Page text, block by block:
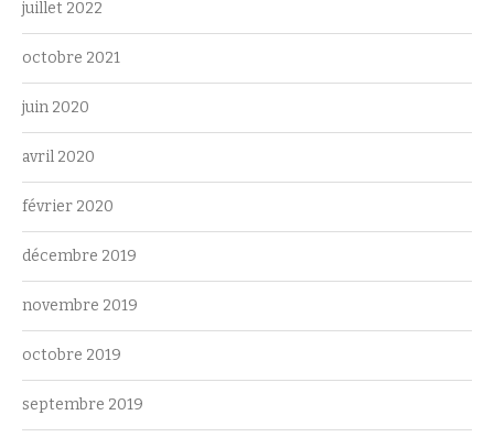
juillet 2022
octobre 2021
juin 2020
avril 2020
février 2020
décembre 2019
novembre 2019
octobre 2019
septembre 2019